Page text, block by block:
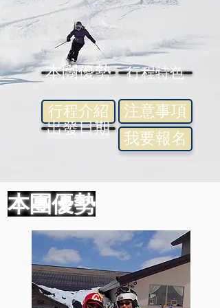
本團優勢
行程介紹
出發日期
行程特色
注意事項
我要報名
本團優勢